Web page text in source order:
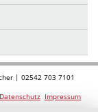
| 02542 703 7101
Datenschutz Impressum